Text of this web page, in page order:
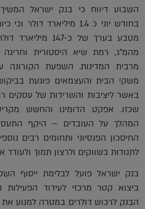
השבוע דיווח כי בנק ישראל המשיך
בחודש יוני כ 1.4 מיליארד
מהמ"ג, רמת שיא היסטורית וחריגה
מרבית המדינות. השפעת הקורונה
משקי הבית והעצמאים פוגעת
באשר ליציבות והשרידות של עסקים
שכזו. אפקט הדומינו והחשש
המהלך על העובדים – היקף
החיסכון הפנסיוני ותחומים רבים
לתנודות בשווקים ולרצון תמוך
בנק ישראל פועל לבלימת ייסוף
ביצוא קטר מרכזי לעידוד הפעילות
הבנק לרכוש דולרים במטרה למנוע